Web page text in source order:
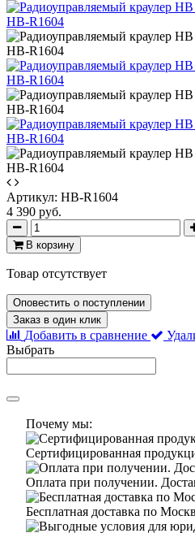
Артикул: HB-R1604
4 390 руб.
В корзину
Товар отсутствует
Оповестить о поступлении
Заказ в один клик
Добавить в сравнение
Выбрать
Почему мы:
Сертифицированная
Оплата при получении.
Бесплатная доставка по